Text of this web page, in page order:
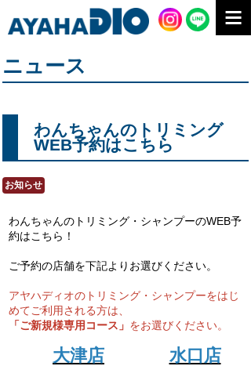
ニュース
わんちゃんのトリミング
WEB予約はこちら
お知らせ
わんちゃんのトリミング・シャンプーのWEB予
約はこちら！
ご予約の店舗を下記よりお選びください。
アヤハディオのトリミング・シャンプーをはじ
めてご利用される方は、
「ご新規様専用コース」 をお選びください。
大津店
水口店